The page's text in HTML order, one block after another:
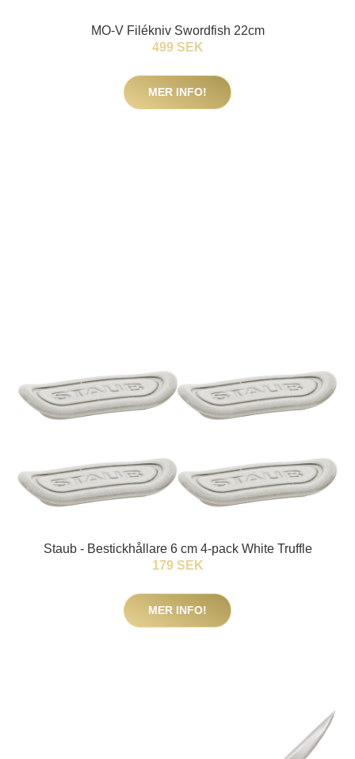
MO-V Filékniv Swordfish 22cm
499 SEK
MER INFO!
Staub - Bestickhållare 6 cm 4-pack White Truffle
179 SEK
MER INFO!